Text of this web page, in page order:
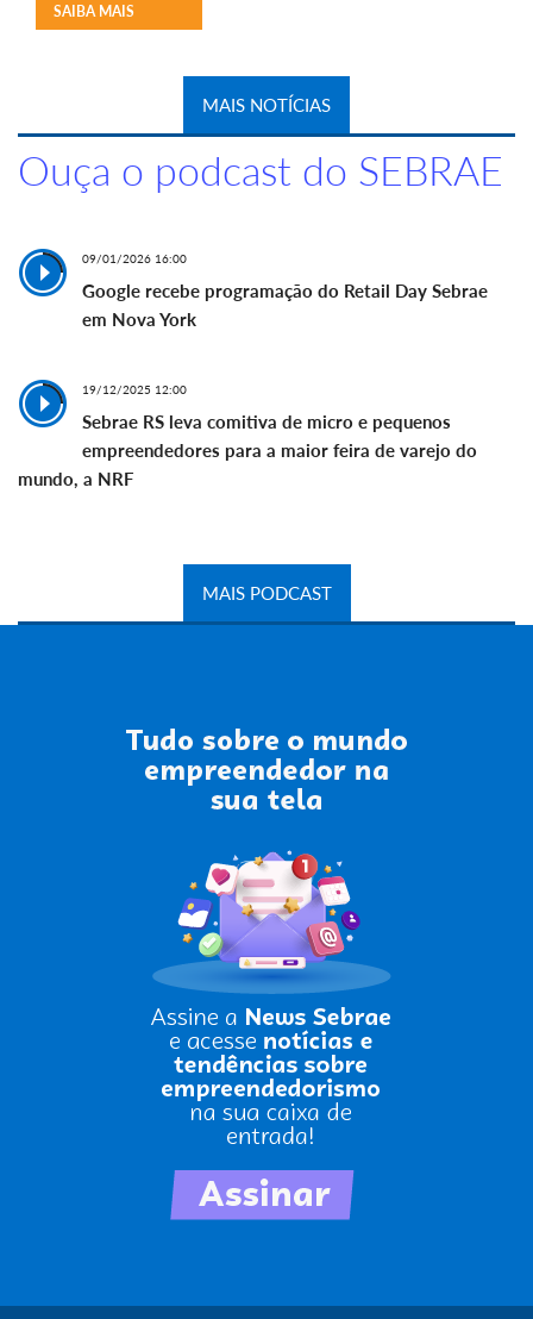
SAIBA MAIS
MAIS NOTÍCIAS
Ouça o podcast do SEBRAE
09/01/2026 16:00
Google recebe programação do Retail Day Sebrae
em Nova York
19/12/2025 12:00
Sebrae RS leva comitiva de micro e pequenos
empreendedores para a maior feira de varejo do
mundo, a NRF
MAIS PODCAST